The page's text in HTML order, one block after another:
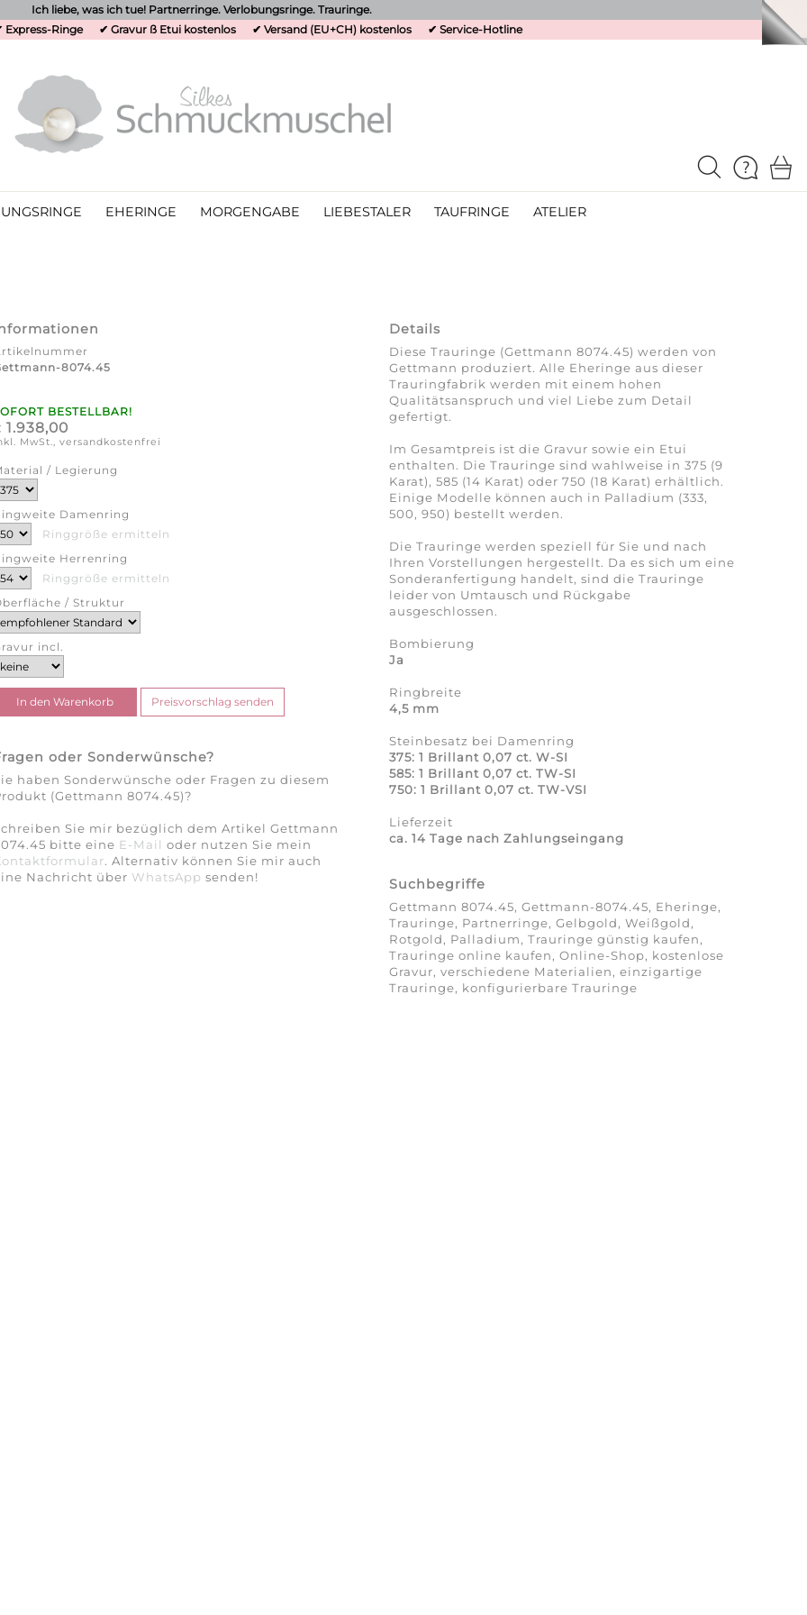
Ich liebe, was ich tue! Partnerringe. Verlobungsringe. Trauringe.
Express-Ringe
✔ Gravur ß Etui kostenlos ✔ Versand (EU+CH) kostenlos ✔ Service-Hotline
EHERINGE MORGENGABE LIEBESTALER TAUFRINGE ATELIER
8074.45
BESTELLBAR!
1.938,00
MwSt., versandkostenfrei
/ Legierung
Damenring
Ringgröße ermitteln
Herrenring
Ringgröße ermitteln
/ Struktur
incl.
oder Sonderwünsche?
haben Sonderwünsche oder Fragen zu diesem
(Gettmann 8074.45)?
Sie mir bezüglich dem Artikel Gettmann
bitte eine E-Mail oder nutzen Sie mein
. Alternativ können Sie mir auch
Nachricht über WhatsApp senden!
Details
Diese Trauringe (Gettmann 8074.45) werden von
Gettmann produziert. Alle Eheringe aus dieser
Trauringfabrik werden mit einem hohen
Qualitätsanspruch und viel Liebe zum Detail
gefertigt.
Im Gesamtpreis ist die Gravur sowie ein Etui
enthalten. Die Trauringe sind wahlweise in 375 (9
Karat), 585 (14 Karat) oder 750 (18 Karat) erhältlich.
Einige Modelle können auch in Palladium (333,
500, 950) bestellt werden.
Die Trauringe werden speziell für Sie und nach
Ihren Vorstellungen hergestellt. Da es sich um eine
Sonderanfertigung handelt, sind die Trauringe
leider von Umtausch und Rückgabe
ausgeschlossen.
Bombierung
Ja
Ringbreite
4,5 mm
Steinbesatz bei Damenring
375: 1 Brillant 0,07 ct. W-SI
585: 1 Brillant 0,07 ct. TW-SI
750: 1 Brillant 0,07 ct. TW-VSI
Lieferzeit
ca. 14 Tage nach Zahlungseingang
Suchbegriffe
Gettmann 8074.45, Gettmann-8074.45, Eheringe,
Trauringe, Partnerringe, Gelbgold, Weißgold,
Rotgold, Palladium, Trauringe günstig kaufen,
Trauringe online kaufen, Online-Shop, kostenlose
Gravur, verschiedene Materialien, einzigartige
Trauringe, konfigurierbare Trauringe